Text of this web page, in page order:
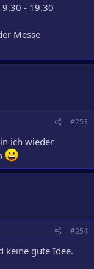
- 19.30
Messe
#253
ich wieder
#254
keine gute Idee.